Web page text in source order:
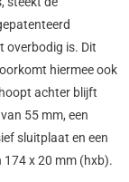
overbodig is. Dit
hiermee ook
achter blijft
55 mm, een
sluitplaat en een
x 20 mm (hxb).